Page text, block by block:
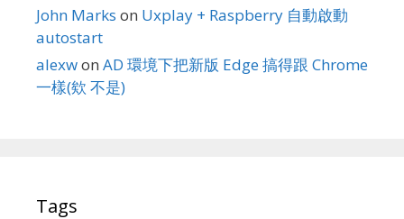
John Marks on Uxplay + Raspberry 自動啟動
autostart
alexwon AD 環境下把新版 Edge 搞得跟 Chrome
一樣(欸 不是)
Tags